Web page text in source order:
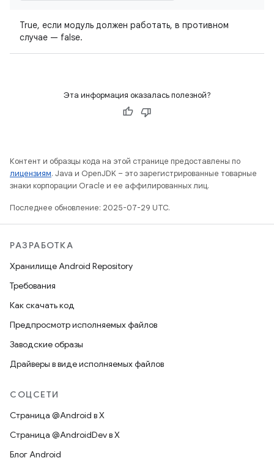
True, если модуль должен работать, в противном
случае — false.
Эта информация оказалась полезной?
Контент и образцы кода на этой странице предоставлены по
лицензиям. Java и OpenJDK – это зарегистрированные товарные
знаки корпорации Oracle и ее аффилированных лиц.
Последнее обновление: 2025-07-29 UTC.
РАЗРАБОТКА
Хранилище Android Repository
Требования
Как скачать код
Предпросмотр исполняемых файлов
Заводские образы
Драйверы в виде исполняемых файлов
СОЦСЕТИ
Страница @Android в X
Страница @AndroidDev в X
Блог Android